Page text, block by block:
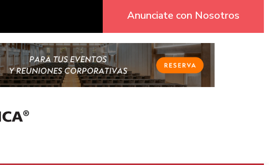
Anunciate con Nosotros